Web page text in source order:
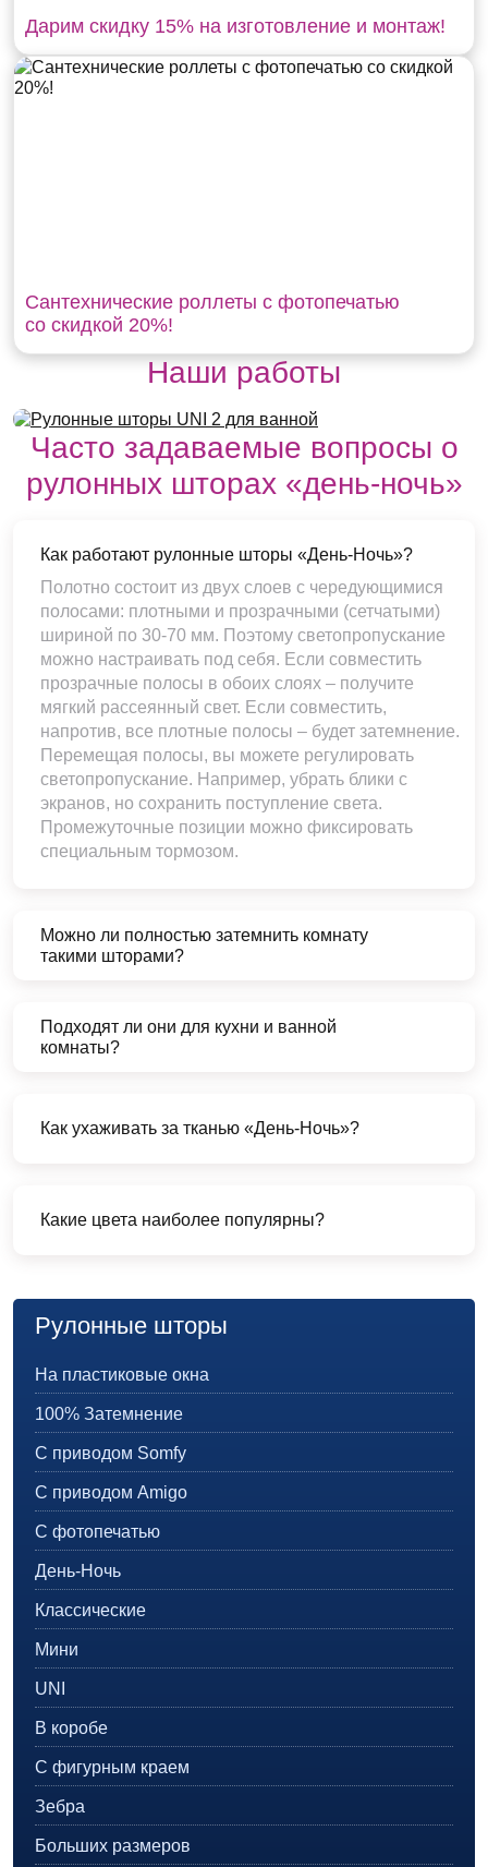
Рулонные шторы
На пластиковые окна
100% Затемнение
С приводом Somfy
С приводом Amigo
С фотопечатью
День-Ночь
Классические
Мини
UNI
В коробе
С фигурным краем
Зебра
Больших размеров
Дарим скидку 15% на изготовление и монтаж!
Сантехнические роллеты с фотопечатью
со скидкой 20%!
Наши работы
Часто задаваемые вопросы о
рулонных шторах «день-ночь»
Как работают рулонные шторы «День-Ночь»?
Полотно состоит из двух слоев с чередующимися
полосами: плотными и прозрачными (сетчатыми)
шириной по 30-70 мм. Поэтому светопропускание
можно настраивать под себя. Если совместить
прозрачные полосы в обоих слоях – получите
мягкий рассеянный свет. Если совместить,
напротив, все плотные полосы – будет затемнение.
Перемещая полосы, вы можете регулировать
светопропускание. Например, убрать блики с
экранов, но сохранить поступление света.
Промежуточные позиции можно фиксировать
специальным тормозом.
Можно ли полностью затемнить комнату
такими шторами?
Подходят ли они для кухни и ванной
комнаты?
Как ухаживать за тканью «День-Ночь»?
Какие цвета наиболее популярны?